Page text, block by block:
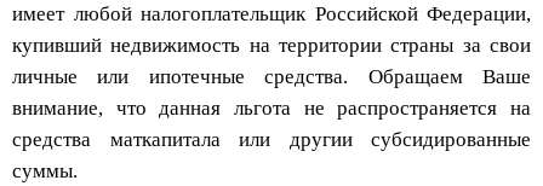
имеет любой налогоплательщик Российской Федерации,
купивший недвижимость на территории страны за свои
личные или ипотечные средства. Обращаем Ваше
внимание, что данная льгота не распространяется на
средства маткапитала или другии субсидированные
суммы.